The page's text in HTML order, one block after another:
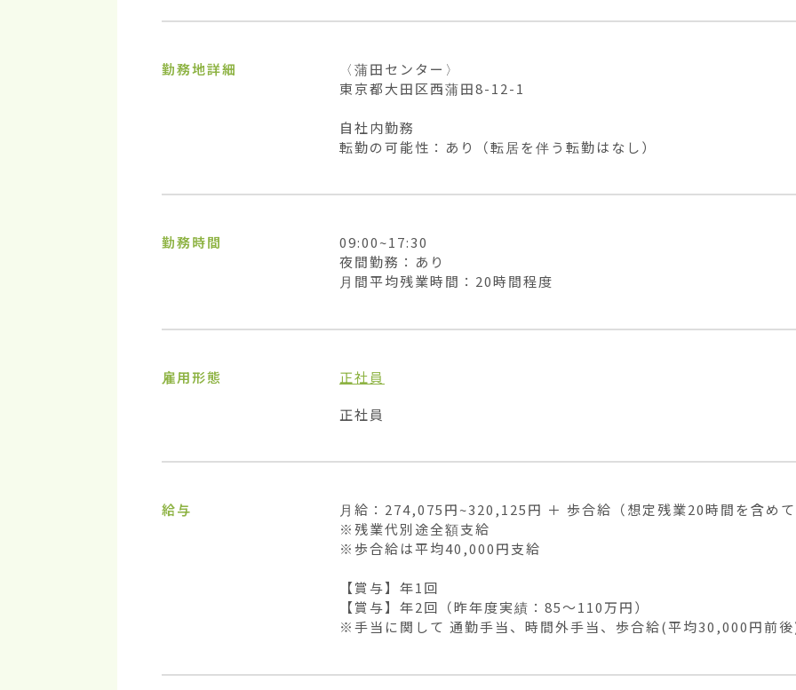
勤務地詳細
〈蒲田センター〉
東京都大田区西蒲田8-12-1
自社内勤務
転勤の可能性：あり（転居を伴う転勤はなし）
勤務時間
09:00~17:30
夜間勤務：あり
月間平均残業時間：20時間程度
雇用形態
正社員
正社員
給与
月給：274,075円~320,125円 ＋ 歩合給（想定残業20時間を含め
※残業代別途全額支給
※歩合給は平均40,000円支給
【賞与】年1回
【賞与】年2回（昨年度実績：85〜110万円）
※手当に関して 通勤手当、時間外手当、歩合給(平均30,000円前